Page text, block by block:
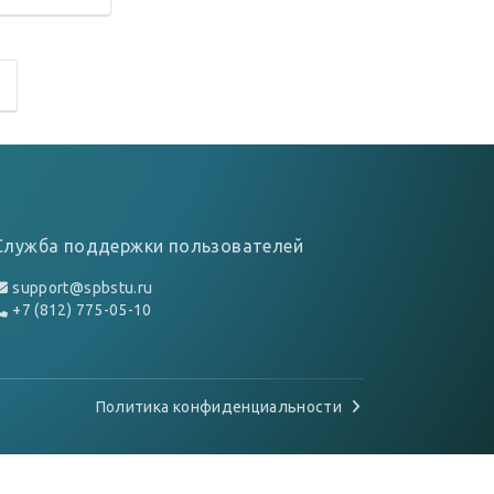
поддержки пользователей
support@spbstu.ru
+7 (812) 775-05-10
Политика конфиденциальности